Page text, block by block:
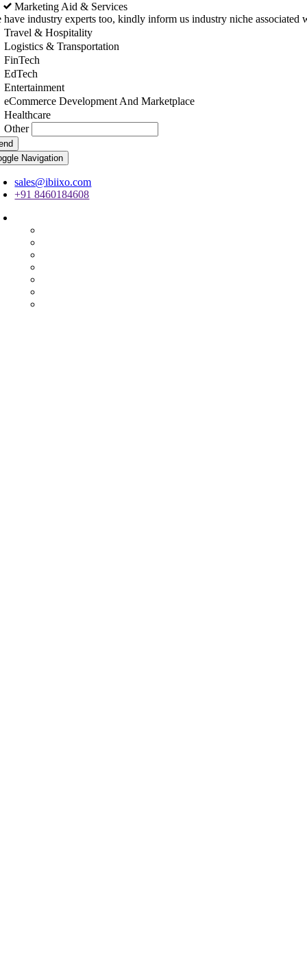
Marketing Aid & Services
have industry experts too, kindly inform us industry niche associated
Travel & Hospitality
Logistics & Transportation
FinTech
EdTech
Entertainment
eCommerce Development And Marketplace
Healthcare
Other
Navigation
sales@ibiixo.com
+91 8460184608